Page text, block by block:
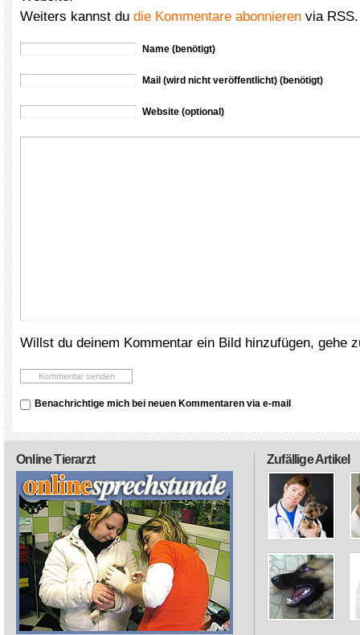
Weiters kannst du die Kommentare abonnieren via RSS.
Name (benötigt)
Mail (wird nicht veröffentlicht) (benötigt)
Website (optional)
Willst du deinem Kommentar ein Bild hinzufügen, gehe
Benachrichtige mich bei neuen Kommentaren via e-mail
Zufällige Artikel
Online Tierarzt